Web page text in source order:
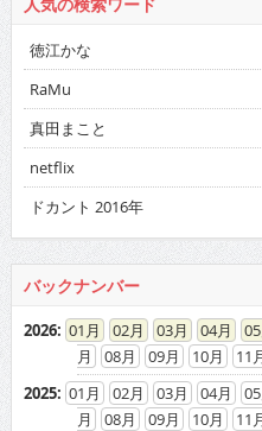
人気の検索ワード
徳江かな
RaMu
真田まこと
netflix
ドカント 2016年
バックナンバー
2026: 01 02 03 04 05
08
09 10 11
2025: 01 02 03 04 05
08
09 10 11